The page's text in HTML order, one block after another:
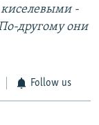
-
другому они
Follow us